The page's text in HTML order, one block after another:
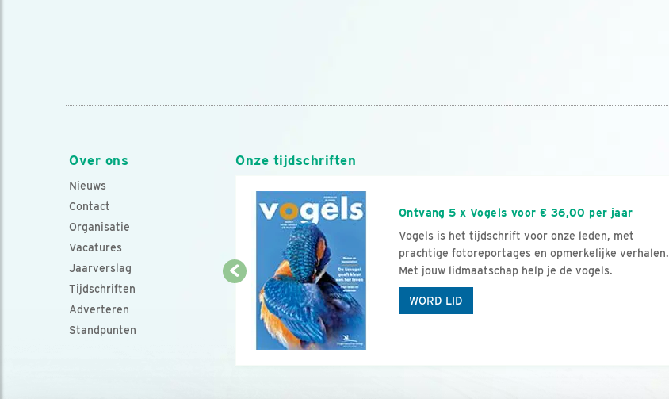
Over ons
Nieuws
Contact
Organisatie
Vacatures
Jaarverslag
Tijdschriften
Adverteren
Standpunten
Onze tijdschriften
Ontvang 5 x Vogels voor € 36,00 per jaar
Vogels is het tijdschrift voor onze leden, met
prachtige fotoreportages en opmerkelijke verhalen.
Met jouw lidmaatschap help je de vogels.
WORD LID